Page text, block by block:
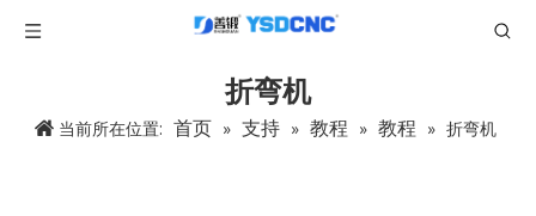
折弯机
当前所在位置: 首页 » 支持 » 教程 » 教程 » 折弯机